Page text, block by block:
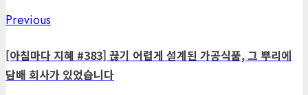
Post
navigation
Previous
[아침마다 지혜 #383] 끊기 어렵게 설계된 가공식품, 그 뿌리에
담배 회사가 있었습니다